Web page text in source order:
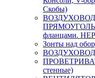
Скобы)
фланцами.
Зонты над
стенные)